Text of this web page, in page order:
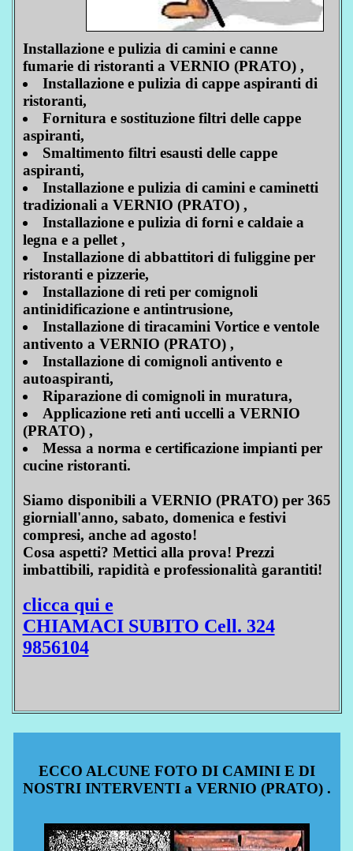
Installazione e pulizia di camini e canne
fumarie di ristoranti a VERNIO (PRATO) ,
Installazione e pulizia di cappe aspiranti di
ristoranti,
Fornitura e sostituzione filtri delle cappe
aspiranti,
Smaltimento filtri esausti delle cappe
aspiranti,
Installazione e pulizia di camini e caminetti
tradizionali a VERNIO (PRATO) ,
Installazione e pulizia di forni e caldaie a
legna e a pellet ,
Installazione di abbattitori di fuliggine per
ristoranti e pizzerie,
Installazione di reti per comignoli
antinidificazione e antintrusione,
Installazione di tiracamini Vortice e ventole
antivento a VERNIO (PRATO) ,
Installazione di comignoli antivento e
autoaspiranti,
Riparazione di comignoli in muratura,
Applicazione reti anti uccelli a VERNIO
(PRATO) ,
Messa a norma e certificazione impianti per
cucine ristoranti.
Siamo disponibili a VERNIO (PRATO) per 365
giorniall'anno, sabato, domenica e festivi
compresi, anche ad agosto!
Cosa aspetti? Mettici alla prova! Prezzi
imbattibili, rapidità e professionalità garantiti!
clicca qui e
CHIAMACI SUBITO Cell. 324
9856104
ECCO ALCUNE FOTO DI CAMINI E DI
NOSTRI INTERVENTI a VERNIO (PRATO) .